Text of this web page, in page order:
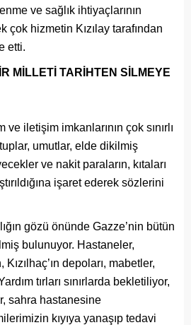
ve sağlık ihtiyaçlarının
çok hizmetin Kızılay tarafından
etti.
MİLLETİ TARİHTEN SİLMEYE
iletişim imkanlarının çok sınırlı
umutlar, elde dikilmiş
ve nakit paraların, kıtaları
işaret ederek sözlerini
gözü önünde Gazze’nin bütün
bulunuyor. Hastaneler,
Kızılhaç’ın depoları, mabetler,
tırları sınırlarda bekletiliyor,
sahra hastanesine
kıyıya yanaşıp tedavi